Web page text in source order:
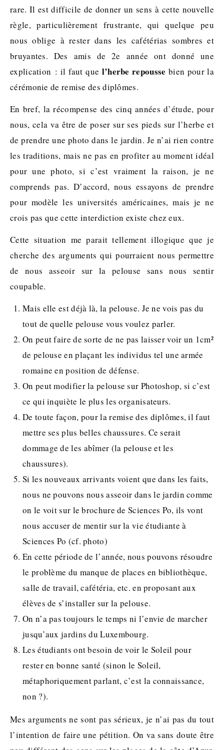
rare. Il est difficile de donner un sens à cette nouvelle
règle, particulièrement frustrante, qui quelque peu
nous oblige à rester dans les cafétérias sombres et
bruyantes. Des amis de 2e année ont donné une
explication : il faut que l’herbe repousse bien pour la
cérémonie de remise des diplômes.
En bref, la récompense des cinq années d’étude, pour
nous, cela va être de poser sur ses pieds sur l’herbe et
de prendre une photo dans le jardin. Je n’ai rien contre
les traditions, mais ne pas en profiter au moment idéal
pour une photo, si c’est vraiment la raison, je ne
comprends pas. D’accord, nous essayons de prendre
pour modèle les universités américaines, mais je ne
crois pas que cette interdiction existe chez eux.
Cette situation me parait tellement illogique que je
cherche des arguments qui pourraient nous permettre
de nous asseoir sur la pelouse sans nous sentir
coupable.
Mais elle est déjà là, la pelouse. Je ne vois pas du
tout de quelle pelouse vous voulez parler.
On peut faire de sorte de ne pas laisser voir un 1cm²
de pelouse en plaçant les individus tel une armée
romaine en position de défense.
On peut modifier la pelouse sur Photoshop, si c’est
ce qui inquiète le plus les organisateurs.
De toute façon, pour la remise des diplômes, il faut
mettre ses plus belles chaussures. Ce serait
dommage de les abîmer (la pelouse et les
chaussures).
Si les nouveaux arrivants voient que dans les faits,
nous ne pouvons nous asseoir dans le jardin comme
on le voit sur le brochure de Sciences Po, ils vont
nous accuser de mentir sur la vie étudiante à
Sciences Po (cf. photo)
En cette période de l’année, nous pouvons résoudre
le problème du manque de places en bibliothèque,
salle de travail, cafétéria, etc. en proposant aux
élèves de s’installer sur la pelouse.
On n’a pas toujours le temps ni l’envie de marcher
jusqu’aux jardins du Luxembourg.
Les étudiants ont besoin de voir le Soleil pour
rester en bonne santé (sinon le Soleil,
métaphoriquement parlant, c’est la connaissance,
non ?).
Mes arguments ne sont pas sérieux, je n’ai pas du tout
l’intention de faire une pétition. On va sans doute être